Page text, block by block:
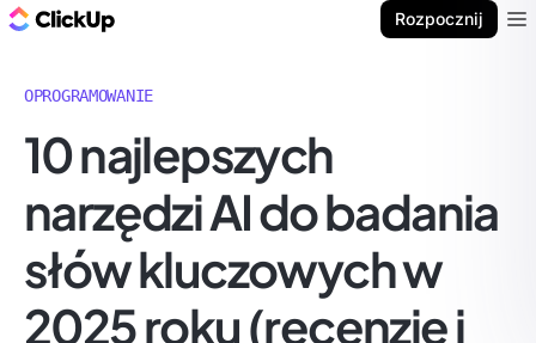
Rozpocznij
OPROGRAMOWANIE
10 najlepszych
narzędzi AI do badania
słów kluczowych w
2025 roku (recenzje i